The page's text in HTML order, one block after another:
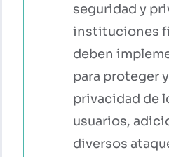
seguridad y
instituciones
deben
para proteger
privacidad de
usuarios,
diversos